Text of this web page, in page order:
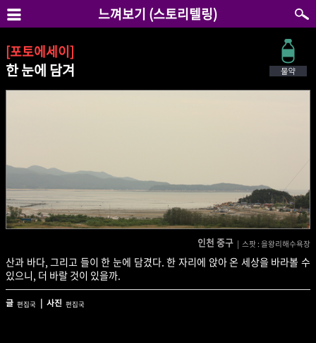
느껴보기 (스토리텔링)
[포토에세이]
한 눈에 담겨
인천 중구 | 스팟 : 을왕리해수욕장
산과 바다, 그리고 들이 한 눈에 담겼다. 한 자리에 앉아 온 세상을 바라볼 수
있으니, 더 바랄 것이 있을까.
글 편집국 | 사진 편집국